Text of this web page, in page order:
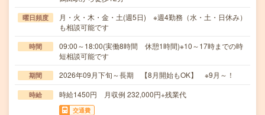
曜日頻度
月・火・木・金・土(週5日) ※週4勤務（水・土・日休み）
も相談可能です
時間
09:00～18:00(実働8時間 休憩1時間)※10～17時までの時
短相談可能です
期間 2026年09月下旬～長期 【8月開始もOK】 ※9月～！
時給 時給1450円 月収例 232,000円+残業代
交通費